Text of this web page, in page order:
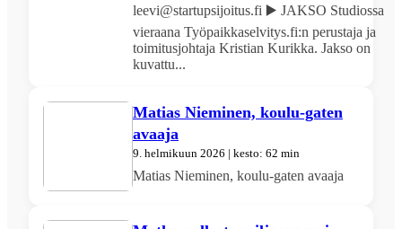
leevi@startupsijoitus.fi ▶️ JAKSO Studiossa
vieraana Työpaikkaselvitys.fi:n perustaja ja
toimitusjohtaja Kristian Kurikka. Jakso on
kuvattu...
Matias Nieminen, koulu-gaten
avaaja
9. helmikuun 2026 | kesto: 62 min
Matias Nieminen, koulu-gaten avaaja